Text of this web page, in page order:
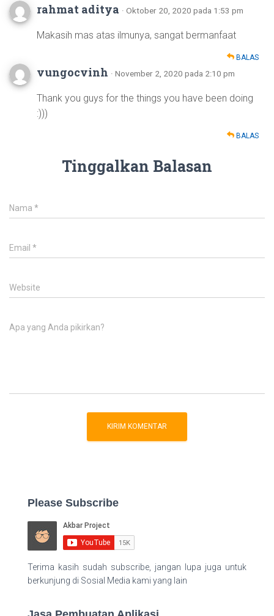
rahmat aditya · Oktober 20, 2020 pada 1:53 pm
Makasih mas atas ilmunya, sangat bermanfaat
BALAS
vungocvinh · November 2, 2020 pada 2:10 pm
Thank you guys for the things you have been doing
:)))
BALAS
Tinggalkan Balasan
Nama *
Email *
Website
Apa yang Anda pikirkan?
Please Subscribe
Terima kasih sudah subscribe, jangan lupa juga untuk
berkunjung di Sosial Media kami yang lain